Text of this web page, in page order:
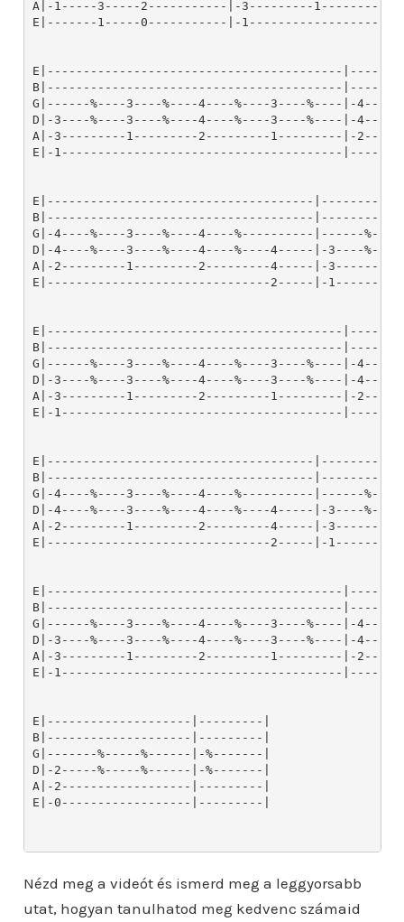
Nézd meg a videót és ismerd meg a leggyorsabb
utat, hogyan tanulhatod meg kedvenc számaid